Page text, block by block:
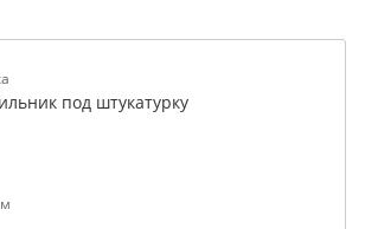
под штукатурку